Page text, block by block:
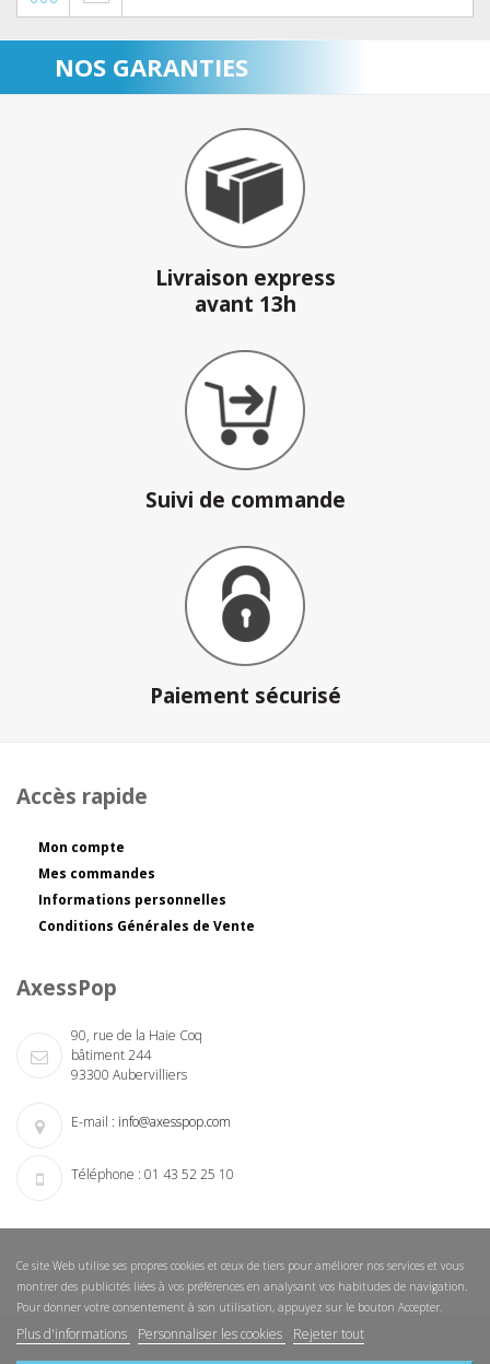
NOS GARANTIES
Livraison express
avant 13h
Suivi de commande
Paiement sécurisé
Accès rapide
Mon compte
Mes commandes
Informations personnelles
Conditions Générales de Vente
AxessPop
90, rue de la Haie Coq
bâtiment 244
93300 Aubervilliers
E-mail : info@axesspop.com
Téléphone : 01 43 52 25 10
Ce site Web utilise ses propres cookies et ceux de tiers pour améliorer nos services et vous
montrer des publicités liées à vos préférences en analysant vos habitudes de navigation.
Pour donner votre consentement à son utilisation, appuyez sur le bouton Accepter.
Plus d'informations Personnaliser les cookies Rejeter tout